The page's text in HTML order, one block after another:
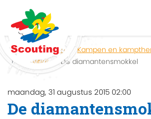
Home Zoeken
Kampen en
Activiteit
De diamantensmokkel
maandag, 31 augustus 2015 02:00
De